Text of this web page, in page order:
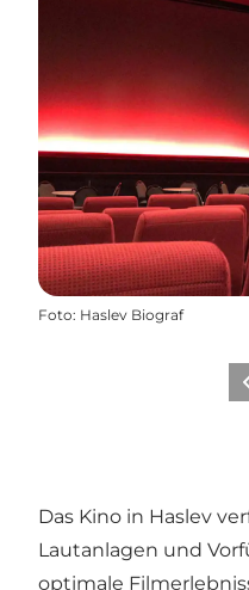
Foto: Haslev Biograf
Das Kino in Haslev
Lautanlagen und
optimale